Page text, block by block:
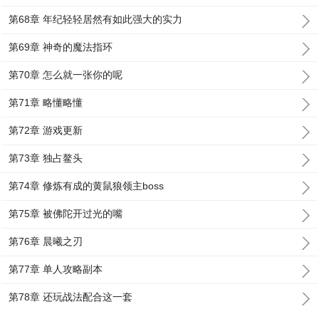
第68章 年纪轻轻居然有如此强大的实力
第69章 神奇的魔法指环
第70章 怎么就一张你的呢
第71章 略懂略懂
第72章 游戏更新
第73章 独占鳌头
第74章 修炼有成的黄鼠狼领主boss
第75章 被佛陀开过光的嘴
第76章 晨曦之刃
第77章 单人攻略副本
第78章 还玩战法配合这一套